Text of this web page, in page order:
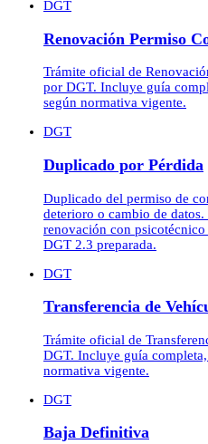
DGT
Renovación Permiso
Trámite oficial de
por DGT. Incluye guía
según normativa vigente.
DGT
Duplicado por Pérdida
Duplicado del permiso de
deterioro o cambio de
renovación con
DGT 2.3 preparada.
DGT
Transferencia de
Trámite oficial de
DGT. Incluye guía
normativa vigente.
DGT
Baja Definitiva